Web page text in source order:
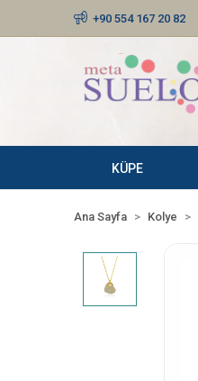
+90 554 167 20 82
KÜPE
Ana Sayfa Kolye